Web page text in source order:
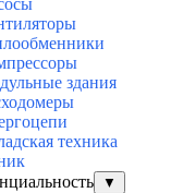
здания
техника
▼